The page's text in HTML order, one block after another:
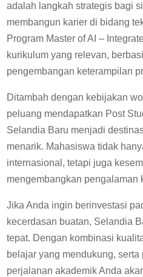
adalah langkah strategis bagi
membangun karier di bidang
Program Master of AI –
kurikulum yang relevan,
pengembangan keterampilan
Ditambah dengan kebijakan
peluang mendapatkan Post
Selandia Baru menjadi
menarik. Mahasiswa tidak
internasional, tetapi juga
mengembangkan pengalaman
Jika Anda ingin berinvestasi
kecerdasan buatan, Selandia
tepat. Dengan kombinasi
belajar yang mendukung,
perjalanan akademik Anda